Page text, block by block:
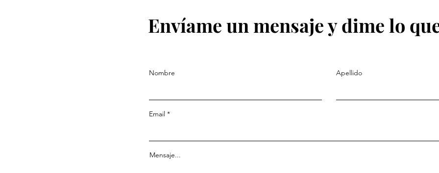
Envíame un mensaje y dime lo
Nombre Apellido
Email
Mensaje...